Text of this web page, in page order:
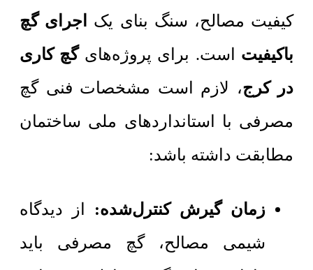
کیفیت مصالح، سنگ بنای یک
اجرای گچ
باکیفیت است. برای پروژه‌هایگچ کاری
در کرج، لازم است مشخصات فنی گچ
مصرفی با استانداردهای ملی ساختمان
مطابقت داشته باشد:
زمان گیرش کنترل‌شده: از دیدگاه
شیمی مصالح، گچ مصرفی باید